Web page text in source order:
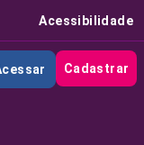
Acessibilidade
Cadastrar